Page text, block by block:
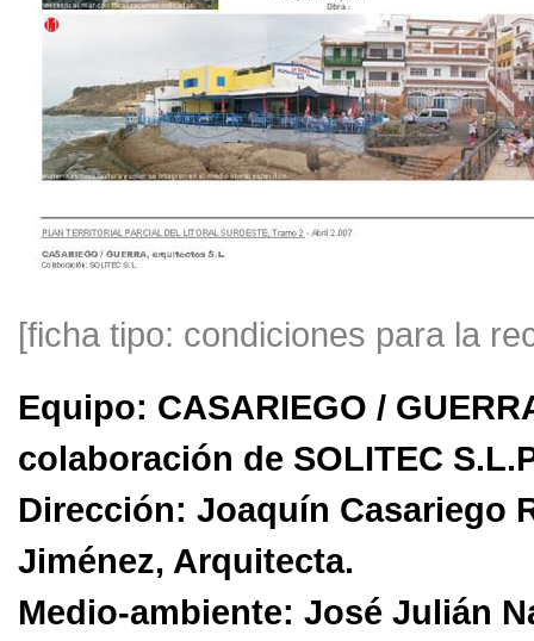
[ficha tipo: condiciones para la
Equipo: CASARIEGO /
colaboración de SOLITEC
Dirección: Joaquín Casariego
Jiménez, Arquitecta.
Medio-ambiente: José Julián